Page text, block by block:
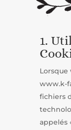
1.
Lorsque
www.k-
fichiers
appelés